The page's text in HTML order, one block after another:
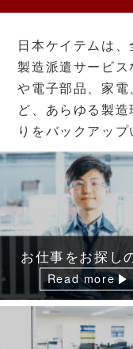
日本ケイテムは、
製造派遣サービ
や電子部品、家
ど、あらゆる製
りをバックアップ
お仕事をお探し
Read more